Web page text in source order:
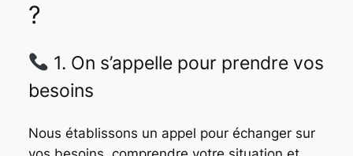
?
1. On s’appelle pour prendre vos
besoins
Nous établissons un appel pour échanger sur